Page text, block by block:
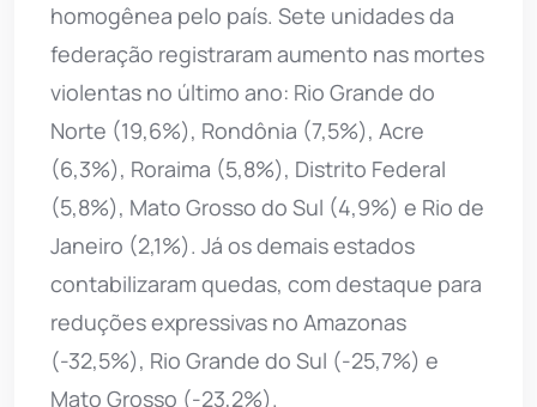
homogênea pelo país. Sete unidades da
federação registraram aumento nas mortes
violentas no último ano: Rio Grande do
Norte (19,6%), Rondônia (7,5%), Acre
(6,3%), Roraima (5,8%), Distrito Federal
(5,8%), Mato Grosso do Sul (4,9%) e Rio de
Janeiro (2,1%). Já os demais estados
contabilizaram quedas, com destaque para
reduções expressivas no Amazonas
(-32,5%), Rio Grande do Sul (-25,7%) e
Mato Grosso (-23,2%).